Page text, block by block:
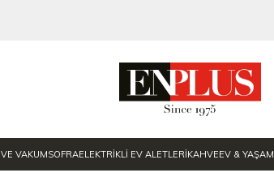
VAKUMSOFRAELEKTRİKLİ EV ALETLERİKAHVEEV & YAŞAM